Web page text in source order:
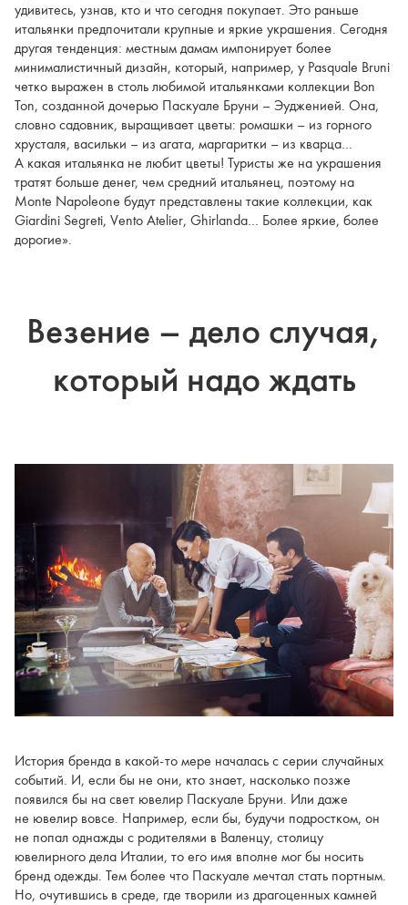
удивитесь, узнав, кто и что сегодня покупает. Это раньше
итальянки предпочитали крупные и яркие украшения. Сегодня
другая тенденция: местным дамам импонирует более
минималистичный дизайн, который, например, у Pasquale Bruni
четко выражен в столь любимой итальянками коллекции Bon
Ton, созданной дочерью Паскуале Бруни – Эудженией. Она,
словно садовник, выращивает цветы: ромашки – из горного
хрусталя, васильки – из агата, маргаритки – из кварца…
А какая итальянка не любит цветы! Туристы же на украшения
тратят больше денег, чем средний итальянец, поэтому на
Monte Napoleone будут представлены такие коллекции, как
Giardini Segreti, Vento Atelier, Ghirlanda… Более яркие, более
дорогие».
Везение – дело случая,
который надо ждать
История бренда в какой-то мере началась с серии случайных
событий. И, если бы не они, кто знает, насколько позже
появился бы на свет ювелир Паскуале Бруни. Или даже
не ювелир вовсе. Например, если бы, будучи подростком, он
не попал однажды с родителями в Валенцу, столицу
ювелирного дела Италии, то его имя вполне мог бы носить
бренд одежды. Тем более что Паскуале мечтал стать портным.
Но, очутившись в среде, где творили из драгоценных камней